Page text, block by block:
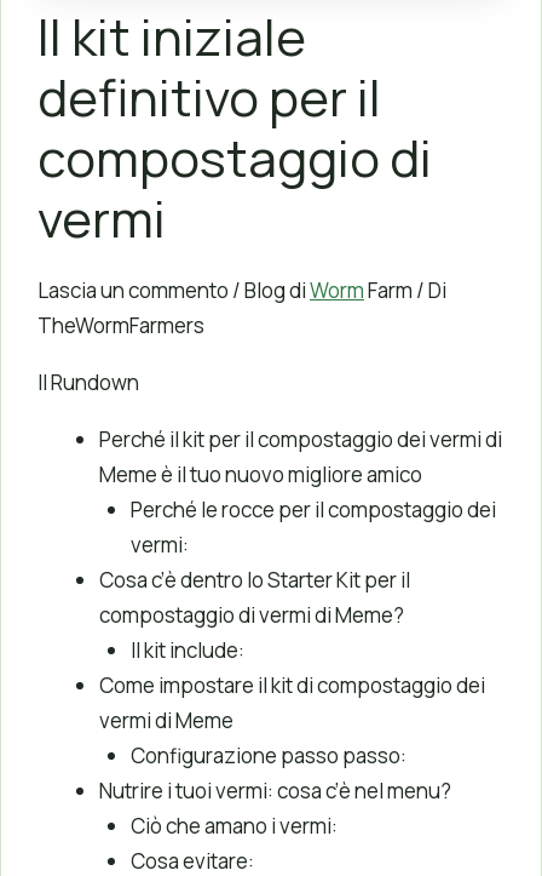
Il kit iniziale
definitivo per il
compostaggio di
vermi
Lascia un commento / Blog diWormFarm / Di
TheWormFarmers
Il Rundown
Perché il kit per il compostaggio dei vermi di
Meme è il tuo nuovo migliore amico
Perché le rocce per il compostaggio dei
vermi:
Cosa c’è dentro lo Starter Kit per il
compostaggio di vermi di Meme?
Il kit include:
Come impostare il kit di compostaggio dei
vermi di Meme
Configurazione passo passo:
Nutrire i tuoi vermi: cosa c’è nel menu?
Ciò che amano i vermi:
Cosa evitare: